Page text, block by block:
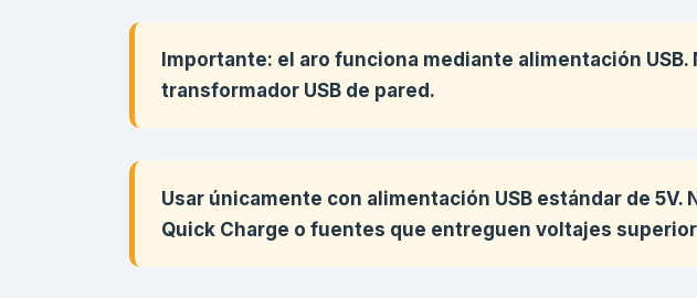
Importante: el aro funciona mediante alimentación
transformador USB de pared.
Usar únicamente con alimentación USB estándar de
Quick Charge o fuentes que entreguen voltajes